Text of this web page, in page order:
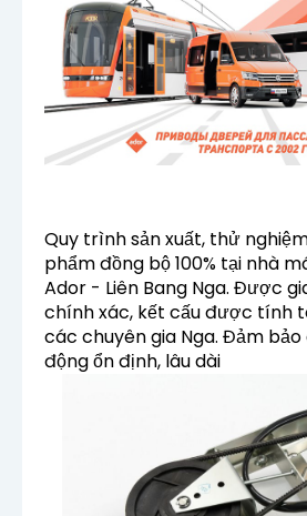
Quy trình sản xuất, thử
phẩm đồng bộ 100% tại nhà
Ador - Liên Bang Nga. Được
chính xác, kết cấu được tính
các chuyên gia Nga. Đảm
động ổn định, lâu dài